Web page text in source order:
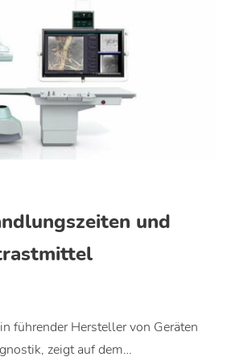
und
führender Hersteller von Geräten
zeigt auf dem…